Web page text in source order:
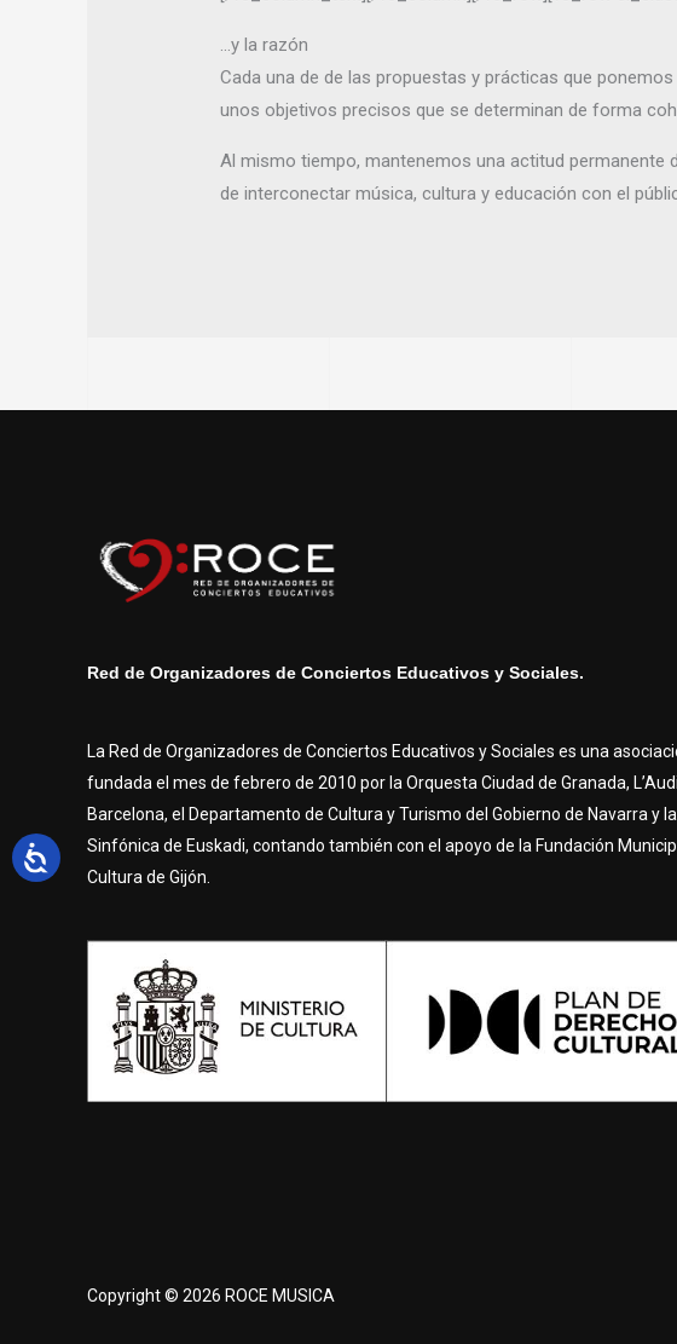
…y la razón
Cada una de de las propuestas y prácticas que
unos objetivos precisos que se determinan de forma
Al mismo tiempo, mantenemos una actitud permanente
de interconectar música, cultura y educación con el
Red de Organizadores de Conciertos Educativos y Sociales.
La Red de Organizadores de Conciertos Educativos y Sociales es una
fundada el mes de febrero de 2010 por la Orquesta Ciudad de Granada,
Barcelona, el Departamento de Cultura y Turismo del Gobierno de Navarra y
Sinfónica de Euskadi, contando también con el apoyo de la Fundación
Cultura de Gijón.
Copyright © 2026 ROCE MUSICA